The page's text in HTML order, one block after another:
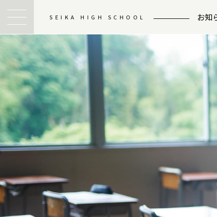
SEIKA HIGH SCHOOL お知